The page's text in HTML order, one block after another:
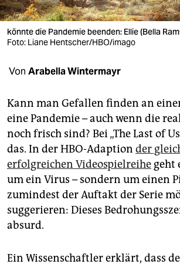
verlag
verlag
shop
fragen & hilfe
unterstützen
abo
genossenschaft
epaper login
könnte die Pandemie beenden: Ellie (Bella
Foto: Liane Hentscher/HBO/imago
Von Arabella Wintermayr
Kann man Gefallen finden an
eine Pandemie – auch wenn die
noch frisch sind? Bei „The Last of
das. In der HBO-Adaption der
erfolgreichen Videospielreihe geht
um ein Virus – sondern um einen
zumindest der Auftakt der Serie
suggerieren: Dieses
absurd.
Ein Wissenschaftler erklärt, dass